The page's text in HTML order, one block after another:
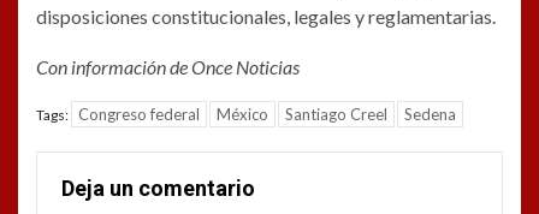
disposiciones constitucionales, legales y reglamentarias.
Con información de Once Noticias
Tags: Congreso federal México Santiago Creel Sedena
Deja un comentario